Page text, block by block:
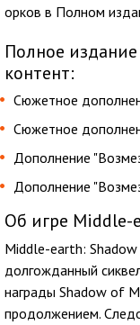
орков в Полном
Полное
контент:
Сюжетное
Сюжетное
Дополнение
Дополнение
Об игре Middle-
Middle-earth:
долгожданный
награды Shadow of
продолжением.